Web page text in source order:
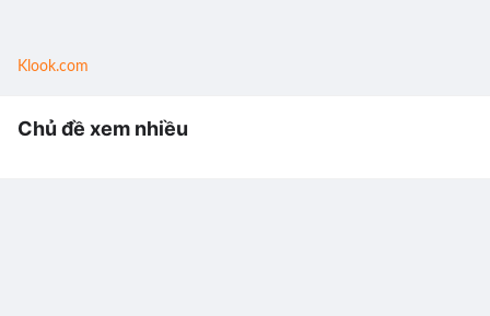
Klook.com
Chủ đề xem nhiều